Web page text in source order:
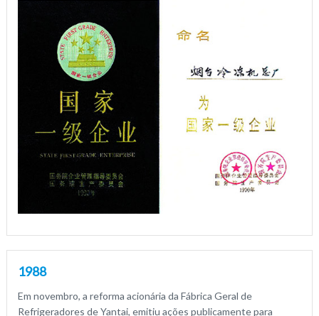
1988
Em novembro, a reforma acionária da Fábrica Geral de
Refrigeradores de Yantai, emitiu ações publicamente para